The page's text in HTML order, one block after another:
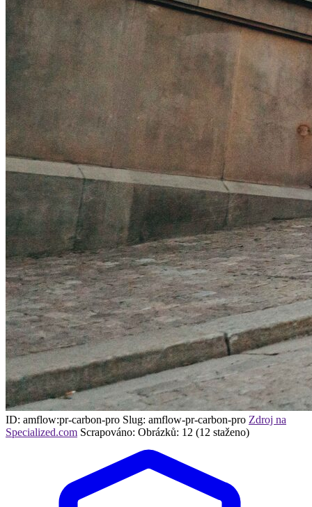
ID: amflow:pr-carbon-pro Slug: amflow-pr-carbon-pro Zdroj na
Specialized.com Scrapováno: Obrázků: 12 (12 staženo)